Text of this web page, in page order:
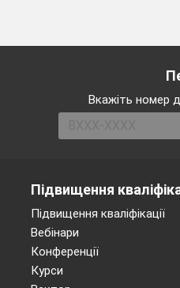
Вкажіть номер
Підвищення
Підвищення кваліфікації
Вебінари
Конференції
Курси